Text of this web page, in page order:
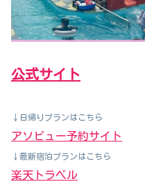
公式サイト
↓日帰りプランはこちら
アソビュー予約サイト
↓最新宿泊プランはこちら
楽天トラベル